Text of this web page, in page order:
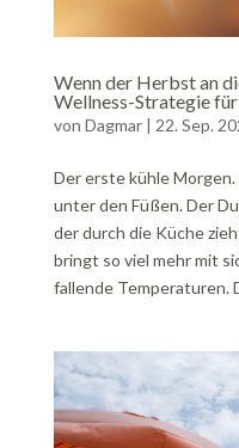
Wenn der Herbst an
Wellness-Strategie
von Dagmar| 22. Sep.
Der erste kühle
unter den Füßen. Der
der durch die Küche
bringt so viel mehr mit
fallende Temperaturen.